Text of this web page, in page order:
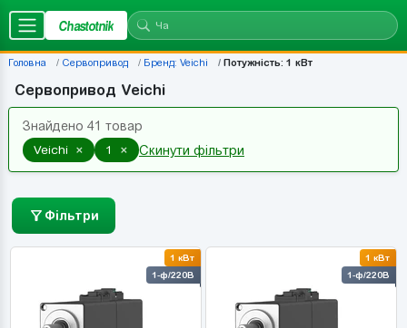
Chastotnik
Головна Сервопривод Бренд: Veichi Потужність: 1 кВт
Сервопривод Veichi
Знайдено 41 товар
Veichi × 1 × Скинути фільтри
Фільтри
1 кВт
1-ф/220В
1 кВт
1-ф/220В